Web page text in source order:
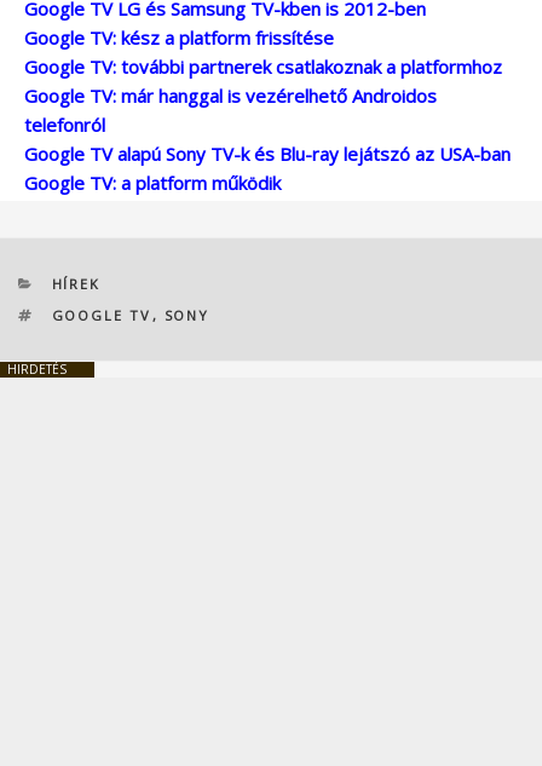
Google TV LG és Samsung TV-kben is 2012-ben
Google TV: kész a platform frissítése
Google TV: további partnerek csatlakoznak a platformhoz
Google TV: már hanggal is vezérelhető Androidos
telefonról
Google TV alapú Sony TV-k és Blu-ray lejátszó az USA-ban
Google TV: a platform működik
KATEGÓRIÁK
HÍREK
CÍMKÉK
GOOGLE TV , SONY
HIRDETÉS